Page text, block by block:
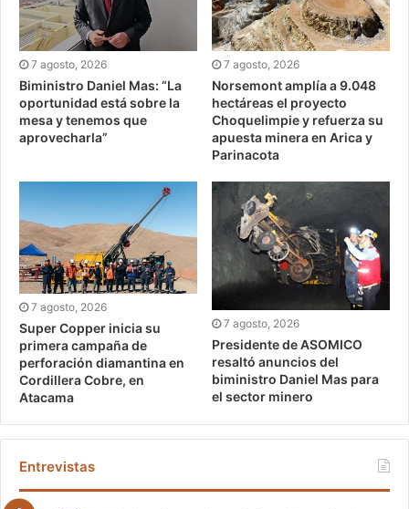
7 agosto, 2026
Biministro Daniel Mas: “La
oportunidad está sobre la
mesa y tenemos que
aprovecharla”
7 agosto, 2026
Norsemont amplía a 9.048
hectáreas el proyecto
Choquelimpie y refuerza su
apuesta minera en Arica y
Parinacota
7 agosto, 2026
Super Copper inicia su
primera campaña de
perforación diamantina en
Cordillera Cobre, en
Atacama
7 agosto, 2026
Presidente de ASOMICO
resaltó anuncios del
biministro Daniel Mas para
el sector minero
Entrevistas